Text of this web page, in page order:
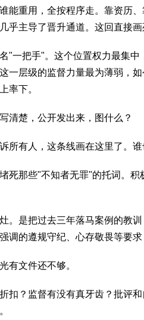
能重用，全按程序走。靠资历
乎主导了晋升通道。这回直接画
"一把手"。这个位置权力最集
一层级的监督力量最为薄弱，
率下。
清楚，公开发出来，图什么？
所有人，这条线画在这里了。谁
死那些"不知者无罪"的托词。
。是把过去三年落马案例的教
调的遵规守纪、心存敬畏等要求
有文件还不够。
扣？监督有没有真牙齿？批评